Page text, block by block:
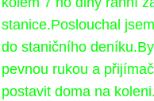
stanice.Poslouchal
do staničního
pevnou rukou a
postavit doma na